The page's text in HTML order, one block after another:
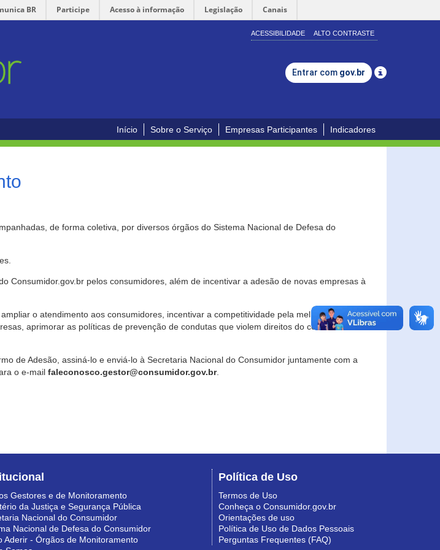
BR Participe Acesso à informação Legislação Canais
ACESSIBILIDADE ALTO CONTRASTE
Entrar com gov.br
Início Sobre o Serviço Empresas Participantes Indicadores
de forma coletiva, por diversos órgãos do Sistema Nacional de Defesa do
Consumidor.gov.br pelos consumidores, além de incentivar a adesão de novas empresas à
o atendimento aos consumidores, incentivar a competitividade pela melhoria da
aprimorar as políticas de prevenção de condutas que violem direitos do consumidor e
de Adesão, assiná-lo e enviá-lo à Secretaria Nacional do Consumidor juntamente com a
o e-mail faleconosco.gestor@consumidor.gov.br.
Gestores e de Monitoramento
da Justiça e Segurança Pública
Nacional do Consumidor
Nacional de Defesa do Consumidor
Aderir - Órgãos de Monitoramento
Política de Uso
Termos de Uso
Conheça o Consumidor.gov.br
Orientações de uso
Política de Uso de Dados Pessoais
Perguntas Frequentes (FAQ)